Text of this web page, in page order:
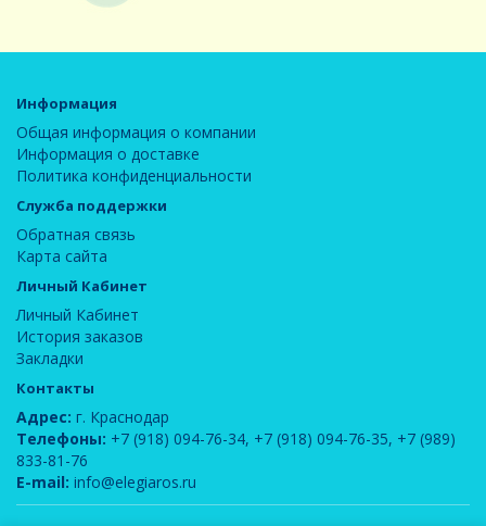
Информация
Общая информация о компании
Информация о доставке
Политика конфиденциальности
Служба поддержки
Обратная связь
Карта сайта
Личный Кабинет
Личный Кабинет
История заказов
Закладки
Контакты
Адрес: г. Краснодар
Телефоны: +7 (918) 094-76-34, +7 (918) 094-76-35, +7 (989)
833-81-76
E-mail: info@elegiaros.ru